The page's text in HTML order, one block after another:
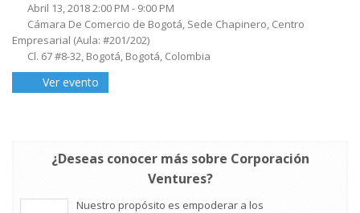
Abril 13, 2018 2:00 PM - 9:00 PM
Cámara De Comercio de Bogotá, Sede Chapinero, Centro
Empresarial (Aula: #201/202)
Cl. 67 #8-32, Bogotá, Bogotá, Colombia
Ver evento
¿Deseas conocer más sobre Corporación
Ventures?
Nuestro propósito es empoderar a los